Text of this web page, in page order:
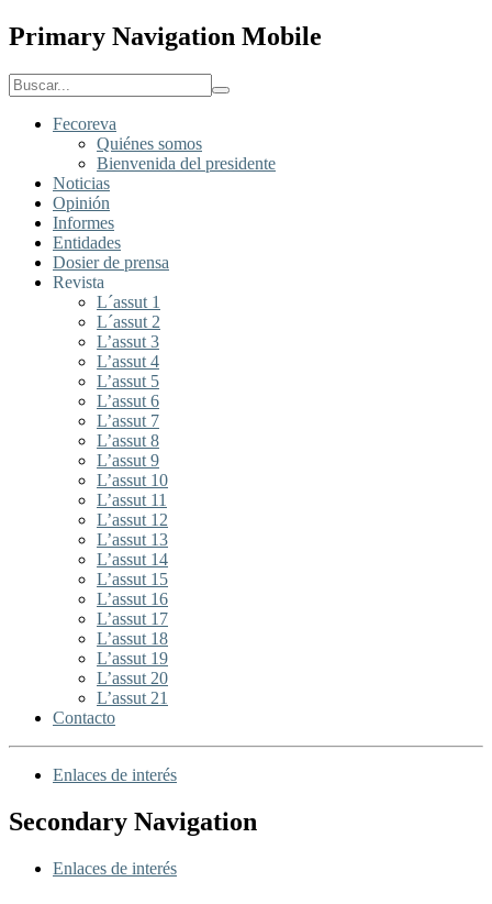
Primary Navigation Mobile
Fecoreva
Quiénes somos
Bienvenida del presidente
Noticias
Opinión
Informes
Entidades
Dosier de prensa
Revista
L´assut 1
L´assut 2
L’assut 3
L’assut 4
L’assut 5
L’assut 6
L’assut 7
L’assut 8
L’assut 9
L’assut 10
L’assut 11
L’assut 12
L’assut 13
L’assut 14
L’assut 15
L’assut 16
L’assut 17
L’assut 18
L’assut 19
L’assut 20
L’assut 21
Contacto
Enlaces de interés
Secondary Navigation
Enlaces de interés